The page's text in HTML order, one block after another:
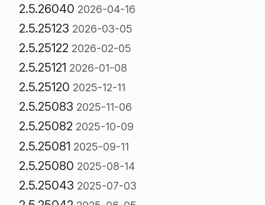
2.5.26040 2026-04-16
2.5.25123 2026-03-05
2.5.25122 2026-02-05
2.5.25121 2026-01-08
2.5.25120 2025-12-11
2.5.25083 2025-11-06
2.5.25082 2025-10-09
2.5.25081 2025-09-11
2.5.25080 2025-08-14
2.5.25043 2025-07-03